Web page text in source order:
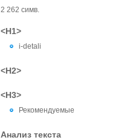
2 262 симв.
<H1>
i-detali
<H2>
<H3>
Рекомендуемые
Анализ текста